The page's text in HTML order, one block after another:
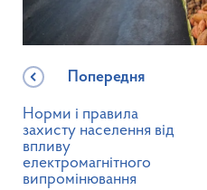
Попередня
Норми і правила
захисту населення від
впливу
електромагнітного
випромінювання